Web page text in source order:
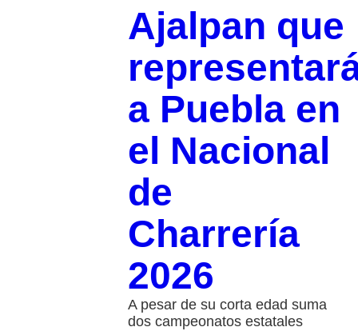
Ajalpan que
a Puebla en
el Nacional
de
Charrería
2026
A pesar de su corta edad suma
dos campeonatos estatales